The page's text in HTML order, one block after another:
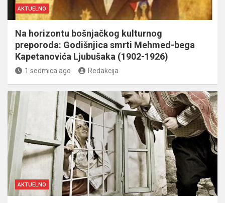
AKTUELNO
Na horizontu bošnjačkog kulturnog
preporoda: Godišnjica smrti Mehmed-bega
Kapetanovića Ljubušaka (1902-1926)
1 sedmica ago Redakcija
AKTUELNO